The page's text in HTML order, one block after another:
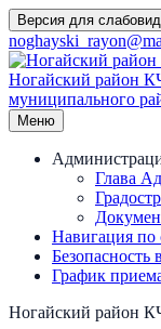
Перейти
к
содержимому
Версия для
Ногайский район
муниципального
Меню
Глава
Навигация по
Безопасность
График
Ногайский район